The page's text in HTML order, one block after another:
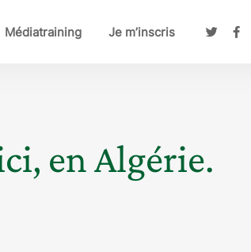
Médiatraining Je m’inscris
en Algérie.